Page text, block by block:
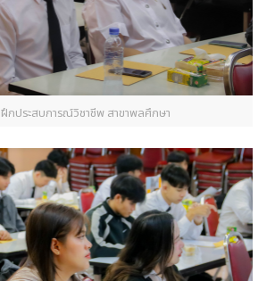
ฝึกประสบการณ์วิชาชีพ สาขาพลศึกษา